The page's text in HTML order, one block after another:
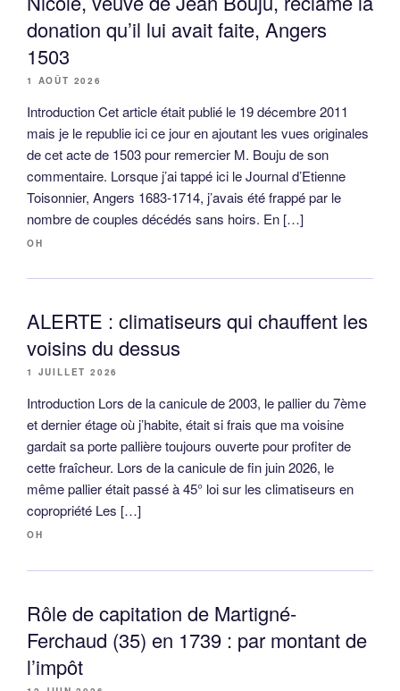
donation qu’il lui avait faite, Angers
1503
1 AOÛT 2026
Introduction Cet article était publié le 19 décembre 2011
mais je le republie ici ce jour en ajoutant les vues originales
de cet acte de 1503 pour remercier M. Bouju de son
commentaire. Lorsque j’ai tappé ici le Journal d’Etienne
Toisonnier, Angers 1683-1714, j’avais été frappé par le
nombre de couples décédés sans hoirs. En […]
OH
ALERTE : climatiseurs qui chauffent les
voisins du dessus
1 JUILLET 2026
Introduction Lors de la canicule de 2003, le pallier du 7ème
et dernier étage où j’habite, était si frais que ma voisine
gardait sa porte pallière toujours ouverte pour profiter de
cette fraîcheur. Lors de la canicule de fin juin 2026, le
même pallier était passé à 45° loi sur les climatiseurs en
copropriété Les […]
OH
Rôle de capitation de Martigné-
Ferchaud (35) en 1739 : par montant de
l’impôt